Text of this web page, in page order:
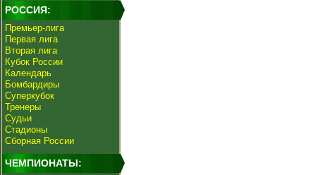
РОССИЯ:
Премьер-лига
Первая лига
Вторая лига
Кубок России
Календарь
Бомбардиры
Суперкубок
Тренеры
Судьи
Стадионы
Сборная России
ЧЕМПИОНАТЫ: